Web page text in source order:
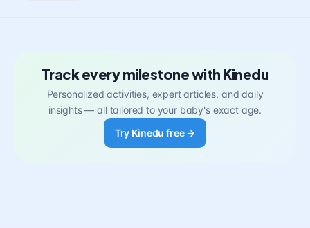
Track every milestone with Kinedu
Personalized activities, expert articles, and daily
insights — all tailored to your baby's exact age.
Try Kinedu free →